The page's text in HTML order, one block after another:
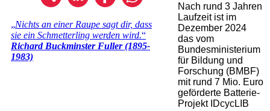
Nach rund 3 Jahren
Laufzeit ist im
Dezember 2024
das vom
Bundesministerium
für Bildung und
Forschung (BMBF)
mit rund 7 Mio. Euro
geförderte Batterie-
Projekt IDcycLIB